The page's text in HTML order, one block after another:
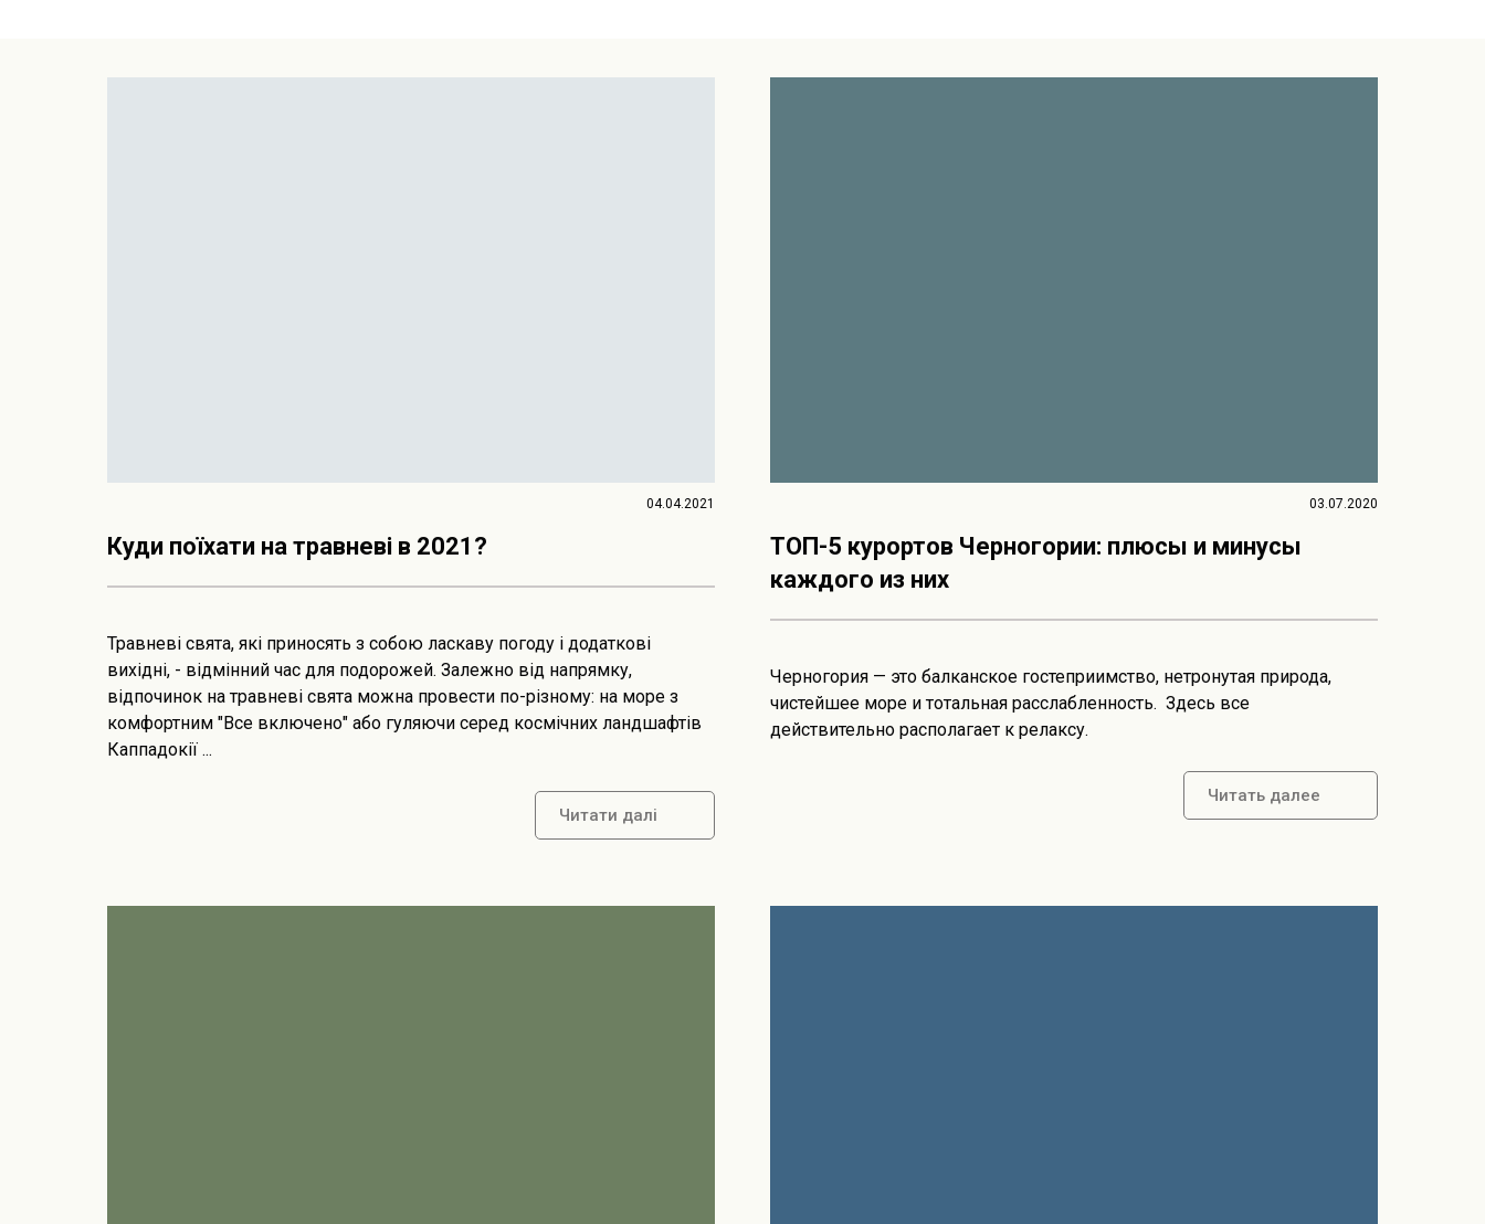
04.04.2021
Куди поїхати на травневі в 2021?
Травневі свята, які приносять з собою ласкаву погоду і додаткові
вихідні, - відмінний час для подорожей. Залежно від напрямку,
відпочинок на травневі свята можна провести по-різному: на море з
комфортним "Все включено" або гуляючи серед космічних ландшафтів
Каппадокії ...
Читати далі
03.07.2020
ТОП-5 курортов Черногории: плюсы и минусы
каждого из них
Черногория — это балканское гостеприимство, нетронутая природа,
чистейшее море и тотальная расслабленность. Здесь все
действительно располагает к релаксу.
Читать далее